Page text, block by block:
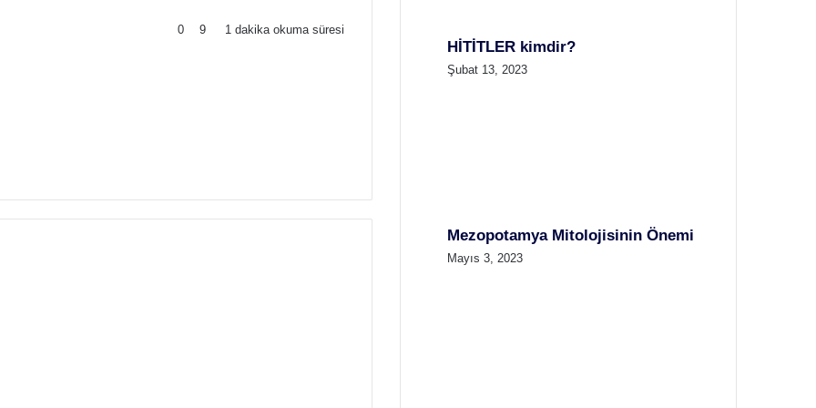
0 9 1 dakika okuma süresi
HİTİTLER kimdir?
Şubat 13, 2023
Mezopotamya Mitolojisinin Önemi
Mayıs 3, 2023